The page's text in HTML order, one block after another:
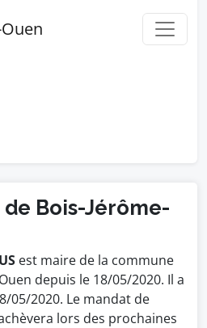
Bois-Jérôme-
est maire de la commune
depuis le 18/05/2020. Il a
05/2020. Le mandat de
lors des prochaines